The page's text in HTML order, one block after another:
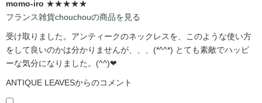
momo-iro ★★★★★
フランス雑貨chouchouの商品を見る
受け取りました。アンティークのネックレスを、このような使い方
をして良いのかは分かりませんが、、、(*^^*) とても素敵でハッピ
ーな気分になりました。(^^)❤
ANTIQUE LEAVESからのコメント